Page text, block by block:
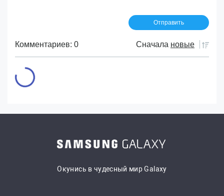
Комментариев: 0 Сначала новые
Окунись в чудесный мир Galaxy